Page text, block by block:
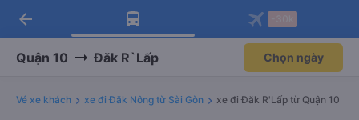
Tải app Vexere ngay!
Nhận ưu đãi thành viên độc
Mở app
Tải app Vexere
-30k/ghế khi đặt vé máy bay qua
Mở app
arrow_back
Quận 10 Đăk R`Lấp Chọn ngày
Vé xe khách xe đi Đăk Nông từ Sài Gòn xe đi Đăk R'Lấp từ Quận 10